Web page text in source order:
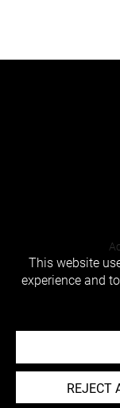
This website
experience and
REJECT